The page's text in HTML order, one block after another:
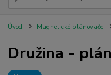
Úvod Magnetické plánovače
Družina -